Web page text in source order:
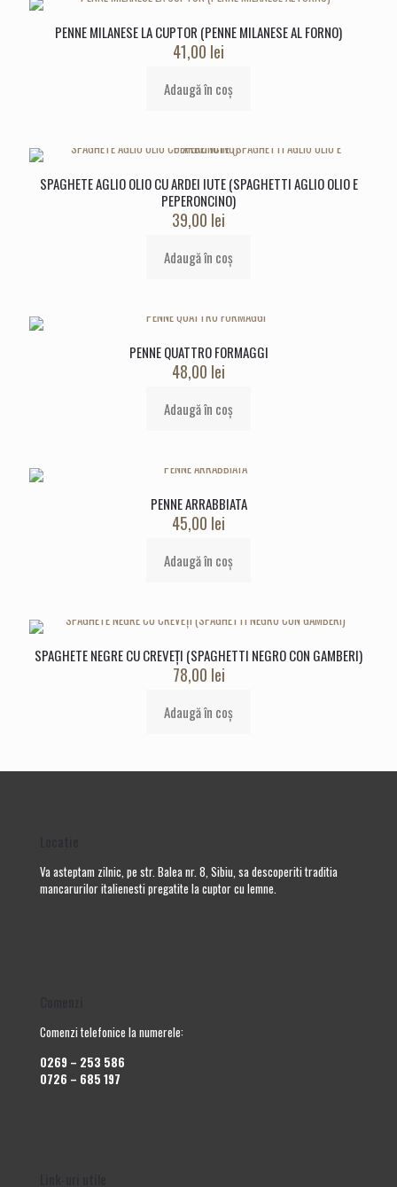
PENNE MILANESE LA CUPTOR (PENNE MILANESE AL FORNO)
41,00 lei
Adaugă în coș
SPAGHETE AGLIO OLIO CU ARDEI IUTE (SPAGHETTI AGLIO OLIO E
PEPERONCINO)
39,00 lei
Adaugă în coș
PENNE QUATTRO FORMAGGI
48,00 lei
Adaugă în coș
PENNE ARRABBIATA
45,00 lei
Adaugă în coș
SPAGHETE NEGRE CU CREVEȚI (SPAGHETTI NEGRO CON GAMBERI)
78,00 lei
Adaugă în coș
Va asteptam zilnic, pe str. Balea nr. 8, Sibiu, sa descoperiti traditia
mancarurilor italienesti pregatite la cuptor cu lemne.
Comenzi telefonice la numerele:
0269 – 253 586
0726 – 685 197